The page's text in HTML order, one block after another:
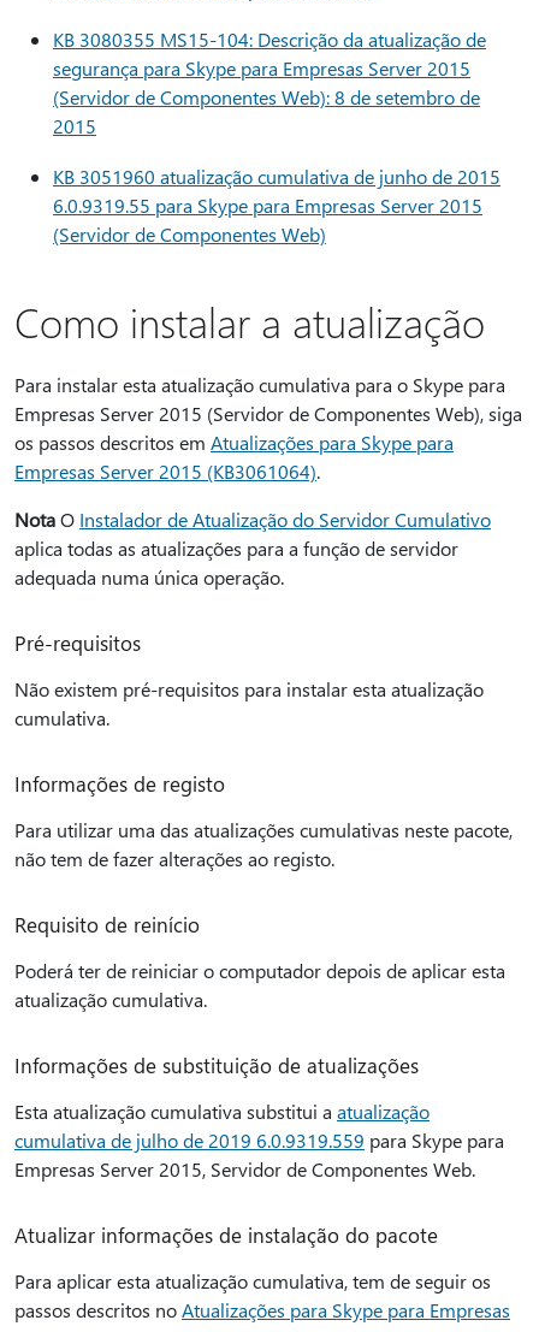
KB 3080355 MS15-104: Descrição da atualização de
segurança para Skype para Empresas Server 2015
(Servidor de Componentes Web): 8 de setembro de
2015
KB 3051960 atualização cumulativa de junho de 2015
6.0.9319.55 para Skype para Empresas Server 2015
(Servidor de Componentes Web)
Como instalar a atualização
Para instalar esta atualização cumulativa para o Skype para
Empresas Server 2015 (Servidor de Componentes Web), siga
os passos descritos em Atualizações para Skype para
Empresas Server 2015 (KB3061064).
NotaO Instalador de Atualização do Servidor Cumulativo
aplica todas as atualizações para a função de servidor
adequada numa única operação.
Pré-requisitos
Não existem pré-requisitos para instalar esta atualização
cumulativa.
Informações de registo
Para utilizar uma das atualizações cumulativas neste pacote,
não tem de fazer alterações ao registo.
Requisito de reinício
Poderá ter de reiniciar o computador depois de aplicar esta
atualização cumulativa.
Informações de substituição de atualizações
Esta atualização cumulativa substitui a atualização
cumulativa de julho de 2019 6.0.9319.559 para Skype para
Empresas Server 2015, Servidor de Componentes Web.
Atualizar informações de instalação do pacote
Para aplicar esta atualização cumulativa, tem de seguir os
passos descritos noAtualizações para Skype para Empresas